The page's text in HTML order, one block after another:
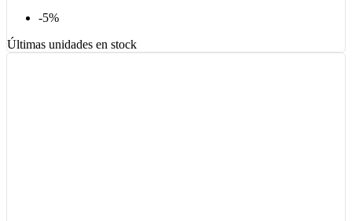
-5%
Últimas unidades en stock